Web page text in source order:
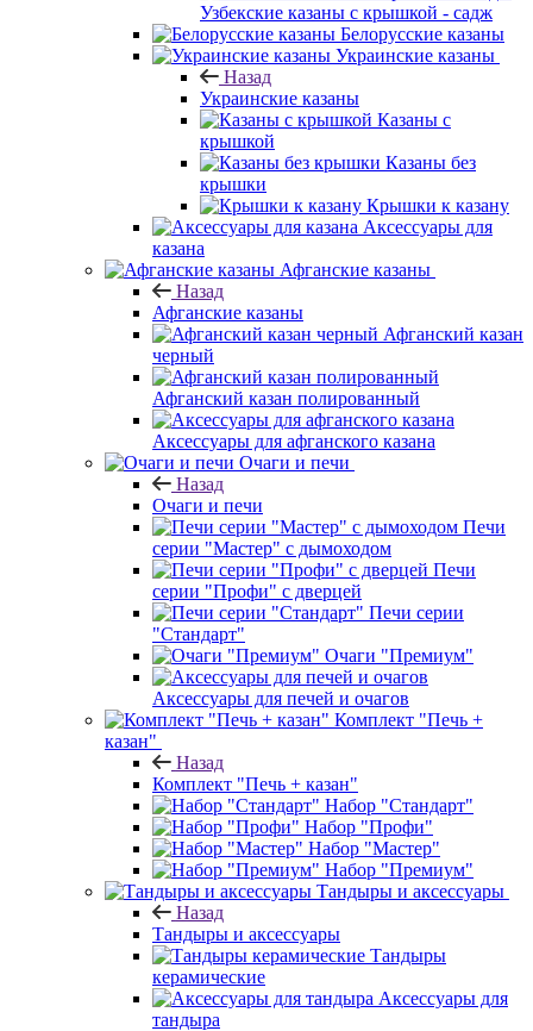
Узбекские казаны с крышкой - садж
Белорусские казаны
Украинские казаны
Назад
Украинские казаны
Казаны с
крышкой
Казаны без
крышки
Крышки к казану
Аксессуары для
казана
Афганские казаны
Назад
Афганские казаны
Афганский казан
черный
Афганский казан полированный
Аксессуары для афганского казана
Очаги и печи
Назад
Очаги и печи
Печи
серии "Мастер" с дымоходом
Печи
серии "Профи" с дверцей
Печи серии
"Стандарт"
Очаги "Премиум"
Аксессуары для печей и очагов
Комплект "Печь +
казан"
Назад
Комплект "Печь + казан"
Набор "Стандарт"
Набор "Профи"
Набор "Мастер"
Набор "Премиум"
Тандыры и аксессуары
Назад
Тандыры и аксессуары
Тандыры
керамические
Аксессуары для
тандыра